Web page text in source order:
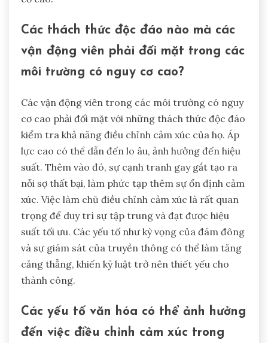
Các thách thức độc đáo nào mà các
vận động viên phải đối mặt trong các
môi trường có nguy cơ cao?
Các vận động viên trong các môi trường có nguy
cơ cao phải đối mặt với những thách thức độc đáo
kiểm tra khả năng điều chỉnh cảm xúc của họ. Áp
lực cao có thể dẫn đến lo âu, ảnh hưởng đến hiệu
suất. Thêm vào đó, sự cạnh tranh gay gắt tạo ra
nỗi sợ thất bại, làm phức tạp thêm sự ổn định cảm
xúc. Việc làm chủ điều chỉnh cảm xúc là rất quan
trọng để duy trì sự tập trung và đạt được hiệu
suất tối ưu. Các yếu tố như kỳ vọng của đám đông
và sự giám sát của truyền thông có thể làm tăng
căng thẳng, khiến kỷ luật trở nên thiết yếu cho
thành công.
Các yếu tố văn hóa có thể ảnh hưởng
đến việc điều chỉnh cảm xúc trong